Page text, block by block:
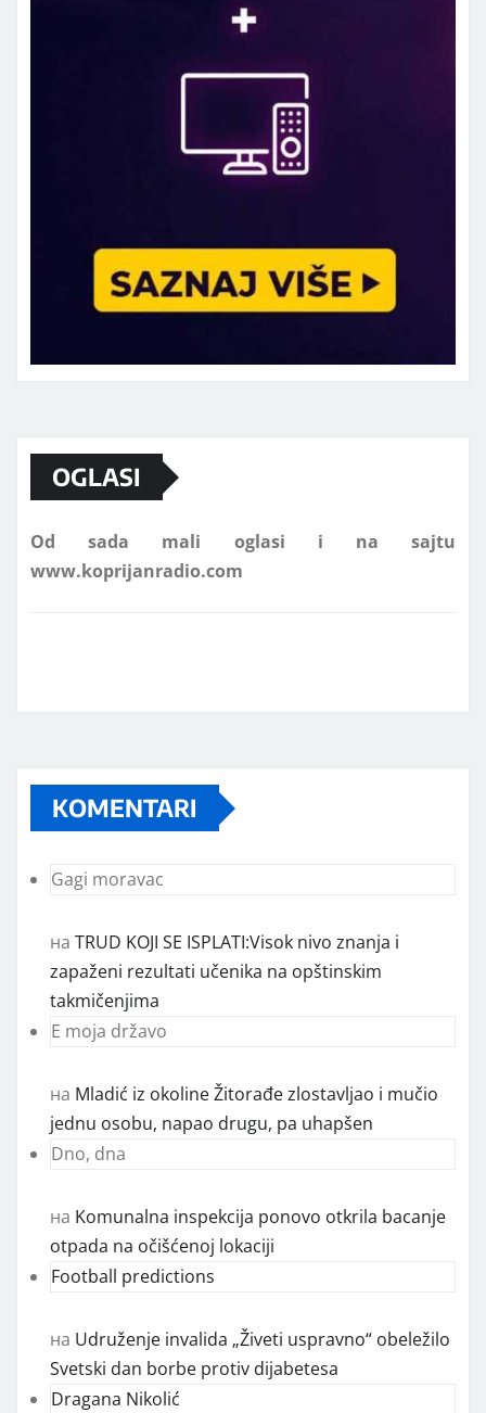
OGLASI
Od sada mali oglasi i na sajtu
KOMENTARI
Gagi moravac
на TRUD KOJI SE ISPLATI:Visok nivo znanja i
zapaženi rezultati učenika na opštinskim
takmičenjima
E moja državo
на Mladić iz okoline Žitorađe zlostavljao i mučio
jednu osobu, napao drugu, pa uhapšen
Dno, dna
на Komunalna inspekcija ponovo otkrila bacanje
otpada na očišćenoj lokaciji
Football predictions
на Udruženje invalida „Živeti uspravno“ obeležilo
Svetski dan borbe protiv dijabetesa
Dragana Nikolić